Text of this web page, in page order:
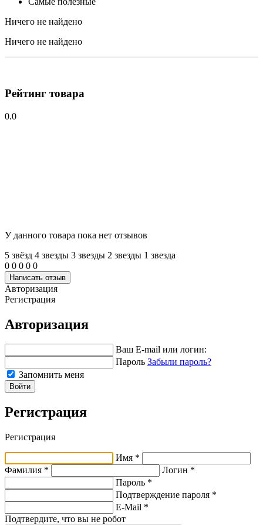
Ничего не найдено
Ничего не найдено
Рейтинг товара
0.0
У данного товара пока нет отзывов
5 звёзд 4 звeзды 3 звeзды 2 звeзды 1 звeзда
0 0 0 0 0
Написать отзыв
Авторизация
Регистрация
Авторизация
Ваш E-mail или логин:
Пароль Забыли пароль?
Запомнить меня
Войти
Регистрация
Регистрация
Имя *
Фамилия *
Логин *
Пароль *
Подтверждение пароля *
E-Mail *
Подтвердите, что вы не робот